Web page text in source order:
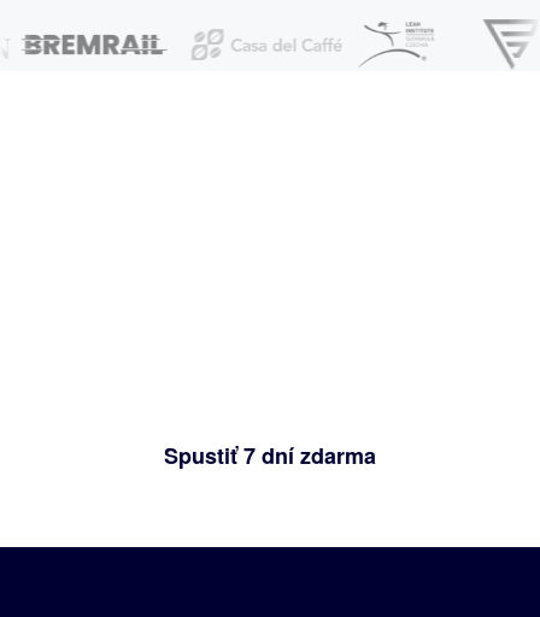
Spustiť 7 dní zdarma